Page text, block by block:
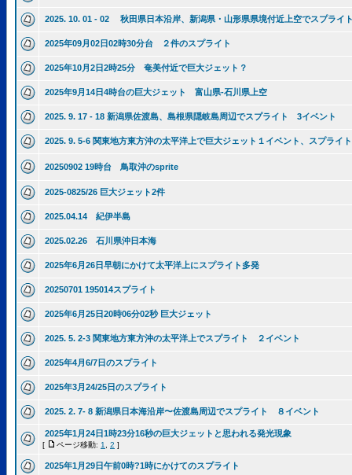
2025. 10. 01 - 02 秋田県日本沿岸、新潟県・山形県県境付近上空でスプライ
2025年09月02日02時30分台 ２件のスプライト
2025年10月2日2時25分 奄美付近で巨大ジェット？
2025年9月14日4時台の巨大ジェット 富山県-石川県上空
2025. 9. 17 - 18 新潟県佐渡島、島根県隠岐島周辺でスプライト 3イベント
2025. 9. 5-6 関東地方東方沖の太平洋上で巨大ジェット１イベント、スプライ
20250902 19時台 鳥取沖のsprite
2025-0825/26 巨大ジェット2件
2025.04.14 紀伊半島
2025.02.26 石川県沖日本海
2025年6月26日早朝にかけて太平洋上にスプライト多発
20250701 195014スプライト
2025年6月25日20時06分02秒 巨大ジェット
2025. 5. 2-3 関東地方東方沖の太平洋上でスプライト ２イベント
2025年4月6/7日のスプライト
2025年3月24/25日のスプライト
2025. 2. 7- 8 新潟県日本海沿岸〜佐渡島周辺でスプライト ８イベント
2025年1月24日1時23分16秒の巨大ジェットと思われる発光現象
[ ページ移動: 1 2 ]
2025年1月29日午前0時?1時にかけてのスプライト